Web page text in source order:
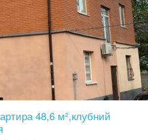
48,6 м²,клубний